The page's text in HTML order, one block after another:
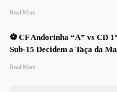
Read More
⚽ CF Andorinha “A” vs CD
Sub-15 Decidem a Taça da
Read More